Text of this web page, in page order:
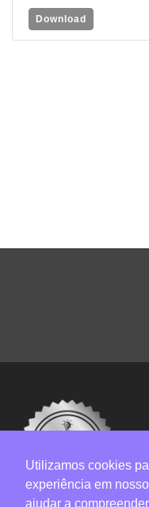
Download
Utilizamos cookies
experiência em
ajudar a